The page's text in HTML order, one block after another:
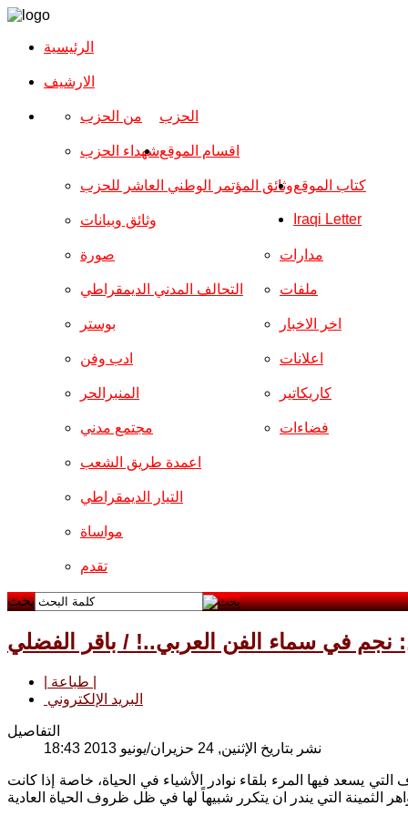
الرئيسية
الارشیف
الحزب من الحزب
شهداء الحزب
وثائق المؤتمر الوطني العاشر للحزب
وثائق وبيانات
اقسام الموقع
صورة
التحالف المدني الديمقراطي
بوستر
ادب وفن
المنبرالحر
مجتمع مدني
مدارات
ملفات
اخر الاخبار
اعلانات
كاريكاتير
فضاءات
اعمدة طريق الشعب
التيار الديمقراطي
مواساة
تقدم
كتاب الموقع
Iraqi Letter
بحث
في سماء الفن العربي..! / باقر الفضلي
البريد الإلكتروني
التفاصيل
نشر بتاريخ الإثنين, 24 حزيران/يونيو 2013 18:43
يسعد فيها المرء بلقاء نوادر الأشياء في الحياة، خاصة إذا كانت